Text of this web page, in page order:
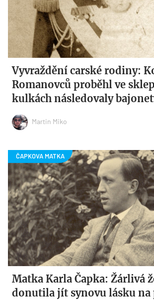
Vyvraždění carské rodiny:
Romanovců proběhl ve
kulkách následovaly
Martin Miko
Matka Karla Čapka: Žárlivá
donutila jít synovu lásku na